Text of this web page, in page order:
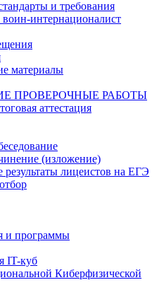
и требования
интернационалист
материалы
ПРОВЕРОЧНЫЕ РАБОТЫ
аттестация
(изложение)
результаты лицеистов на ЕГЭ
и программы
IT-куб
Киберфизической